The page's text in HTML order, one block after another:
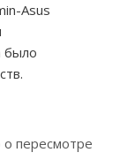
Asus
было
пересмотре